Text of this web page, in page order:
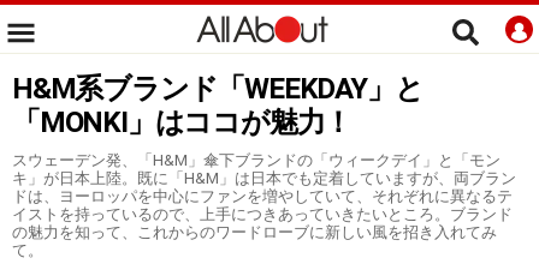
H&M系ブランド「WEEKDAY」と
「MONKI」はココが魅力！
スウェーデン発、「H&M」傘下ブランドの「ウィークデイ」と「モン
キ」が日本上陸。既に「H&M」は日本でも定着していますが、両ブラン
ドは、ヨーロッパを中心にファンを増やしていて、それぞれに異なるテ
イストを持っているので、上手につきあっていきたいところ。ブランド
の魅力を知って、これからのワードローブに新しい風を招き入れてみ
て。